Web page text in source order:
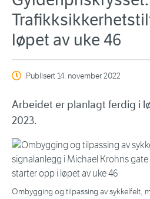
løpet av uke 46
Publisert14. november 2022
Arbeidet er planlagt ferdig i
2023.
Ombygging og tilpassing av sykkelfelt,